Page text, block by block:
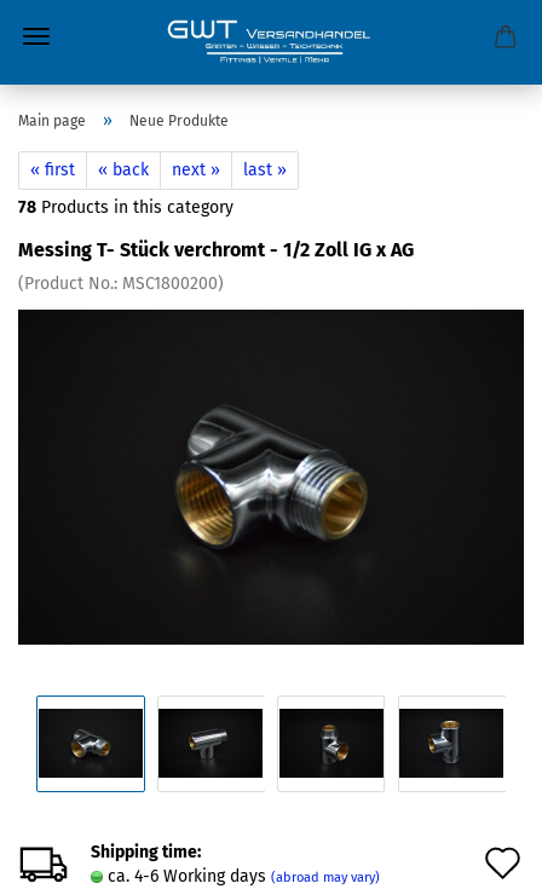
Main page » Neue Produkte
« first « back next »
last »
78 Products in this category
Messing T- Stück verchromt - 1/2 Zoll IG x AG
(Product No.: MSC1800200)
Shipping time:
ca. 4-6 Working days (abroad may vary)